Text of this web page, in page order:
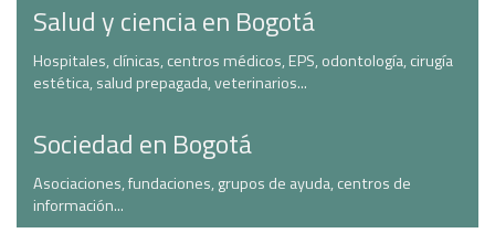
Salud y ciencia en Bogotá
Hospitales, clínicas, centros médicos, EPS, odontología, cirugía
estética, salud prepagada, veterinarios...
Sociedad en Bogotá
Asociaciones, fundaciones, grupos de ayuda, centros de
información...